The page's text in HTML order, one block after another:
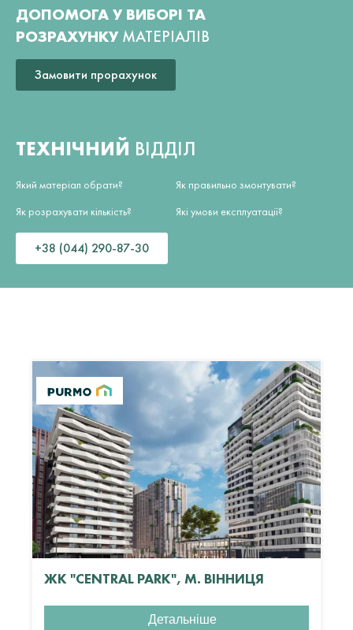
ДОПОМОГА У ВИБОРІ ТА
РОЗРАХУНКУ МАТЕРІАЛІВ
Замовити прорахунок
ТЕХНІЧНИЙ ВІДДІЛ
Який матеріал обрати?
Як розрахувати кількість?
Як правильно змонтувати?
Які умови експлуатації?
+38 (044) 290-87-30
ЖК "CENTRAL PARK", М. ВІННИЦЯ
Детальніше